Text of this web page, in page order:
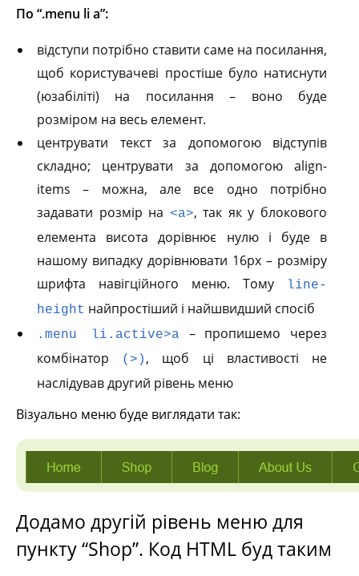
По “.menu li a”:
відступи потрібно ставити саме на посилання,
щоб користувачеві простіше було натиснути
(юзабіліті) на посилання – воно буде
розміром на весь елемент.
центрувати текст за допомогою відступів
складно; центрувати за допомогою align-
items – можна, але все одно потрібно
задавати розмір на <a>, так як у блокового
елемента висота дорівнює нулю і буде в
нашому випадку дорівнювати 16px – розміру
шрифта навігційного меню. Тому
line-
height найпростіший і найшвидший спосіб
.menu li.active>a
– пропишемо через
комбінатор
(>), щоб ці властивості не
наслідував другий рівень меню
Візуально меню буде виглядати так:
Додамо другій рівень меню для
пункту “Shop”. Код HTML буд таким